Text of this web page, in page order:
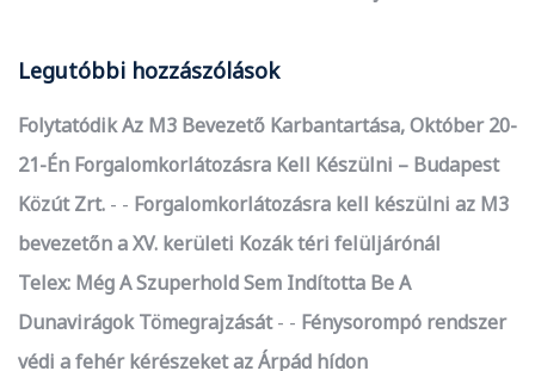
Legutóbbi hozzászólások
Folytatódik Az M3 Bevezető Karbantartása, Október 20-
21-Én Forgalomkorlátozásra Kell Készülni – Budapest
Közút Zrt.
- Forgalomkorlátozásra kell készülni az M3
bevezetőn a XV. kerületi Kozák téri felüljárónál
Telex: Még A Szuperhold Sem Indította Be A
Dunavirágok Tömegrajzását
- Fénysorompó rendszer
védi a fehér kérészeket az Árpád hídon